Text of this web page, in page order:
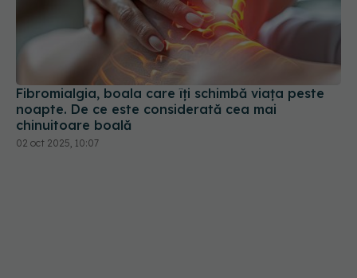
Fibromialgia, boala care îți schimbă viața peste
noapte. De ce este considerată cea mai
chinuitoare boală
02 oct 2025, 10:07